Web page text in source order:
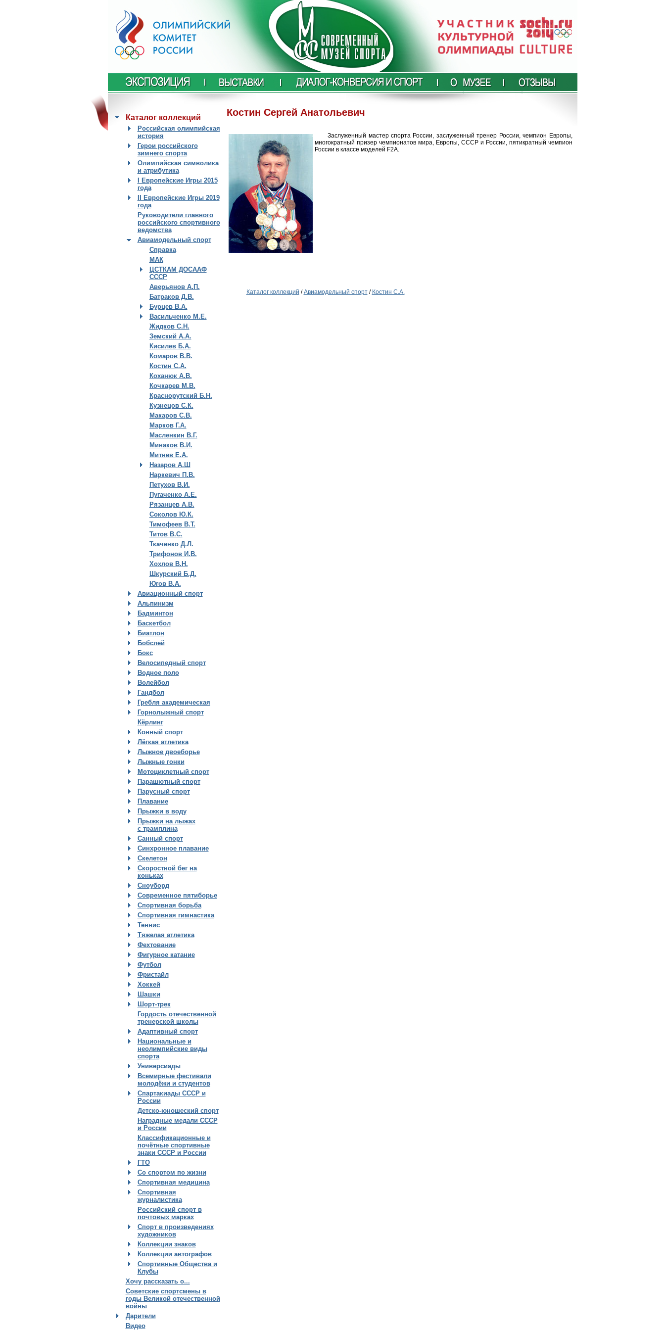
Каталог коллекций
Российская олимпийская
история
Герои российского
зимнего спорта
Олимпийская символика
и атрибутика
I Европейские Игры 2015
года
II Европейские Игры 2019
года
Руководители главного
российского спортивного
ведомства
Авиамодельный спорт
Справка
МАК
ЦСТКАМ ДОСААФ
СССР
Аверьянов А.П.
Батраков Д.В.
Бурцев В.А.
Васильченко М.Е.
Жидков С.Н.
Земский А.А.
Кисилев Б.А.
Комаров В.В.
Костин С.А.
Коханюк А.В.
Кочкарев М.В.
Краснорутский Б.Н.
Кузнецов С.К.
Макаров С.В.
Марков Г.А.
Масленкин В.Г.
Минаков В.И.
Митнев Е.А.
Назаров А.Ш
Наркевич П.В.
Петухов В.И.
Пугаченко А.Е.
Рязанцев А.В.
Соколов Ю.К.
Тимофеев В.Т.
Титов В.С.
Ткаченко Д.Л.
Трифонов И.В.
Хохлов В.Н.
Шкурский Б.Д.
Югов В.А.
Авиационный спорт
Альпинизм
Бадминтон
Баскетбол
Биатлон
Бобслей
Бокс
Велосипедный спорт
Водное поло
Волейбол
Гандбол
Гребля академическая
Горнолыжный спорт
Кёрлинг
Конный спорт
Лёгкая атлетика
Лыжное двоеборье
Лыжные гонки
Мотоциклетный спорт
Парашютный спорт
Парусный спорт
Плавание
Прыжки в воду
Прыжки на лыжах
с трамплина
Санный спорт
Синхронное плавание
Скелетон
Скоростной бег на
коньках
Сноуборд
Современное пятиборье
Спортивная борьба
Спортивная гимнастика
Теннис
Тяжелая атлетика
Фехтование
Фигурное катание
Футбол
Фристайл
Хоккей
Шашки
Шорт-трек
Гордость отечественной
тренерской школы
Адаптивный спорт
Национальные и
неолимпийские виды
спорта
Универсиады
Всемирные фестивали
молодёжи и студентов
Спартакиады СССР и
России
Детско-юношеский спорт
Наградные медали СССР
и России
Классификационные и
почётные спортивные
знаки СССР и России
ГТО
Со спортом по жизни
Спортивная медицина
Спортивная
журналистика
Российский спорт в
почтовых марках
Спорт в произведениях
художников
Коллекции знаков
Коллекции автографов
Спортивные Общества и
Клубы
Хочу рассказать о...
Советские спортсмены в
годы Великой отечественной
войны
Дарители
Видео
Костин Сергей Анатольевич
Заслуженный мастер спорта России, заслуженный тренер России, чемпион Европы,
многократный призер чемпионатов мира, Европы, СССР и России, пятикратный чемпион
России в классе моделей F2A.
Каталог коллекций /Авиамодельный спорт/ Костин С.А.